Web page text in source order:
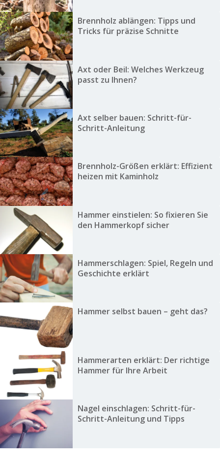
Brennholz ablängen: Tipps und
Tricks für präzise Schnitte
Axt oder Beil: Welches Werkzeug
passt zu Ihnen?
Axt selber bauen: Schritt-für-
Schritt-Anleitung
Brennholz-Größen erklärt: Effizient
heizen mit Kaminholz
Hammer einstielen: So fixieren Sie
den Hammerkopf sicher
Hammerschlagen: Spiel, Regeln und
Geschichte erklärt
Hammer selbst bauen – geht das?
Hammerarten erklärt: Der richtige
Hammer für Ihre Arbeit
Nagel einschlagen: Schritt-für-
Schritt-Anleitung und Tipps